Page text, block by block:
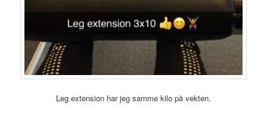
Leg extension har jeg samme kilo på vekten.